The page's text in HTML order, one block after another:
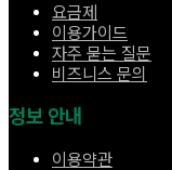
요금제
이용가이드
자주 묻는 질문
비즈니스 문의
정보 안내
이용약관